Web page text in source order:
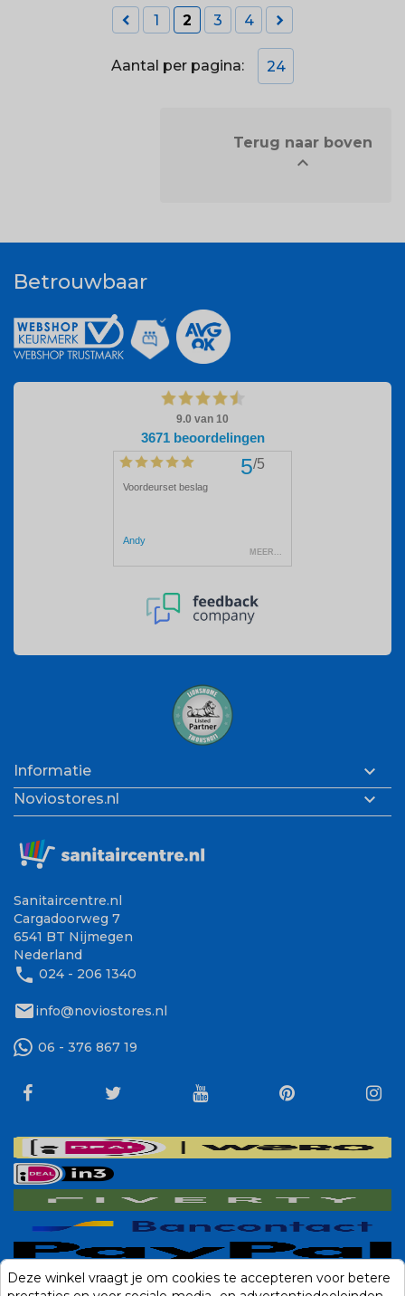
 1 2 3 4 
Aantal per pagina: 24

Betrouwbaar
Informatie 
Noviostores.nl 
Sanitaircentre.nl
Cargadoorweg 7
6541 BT Nijmegen
Nederland
phone 024 - 206 1340
mailinfo@noviostores.nl
06 - 376 867 19
Deze winkel vraagt je om cookies te accepteren voor betere